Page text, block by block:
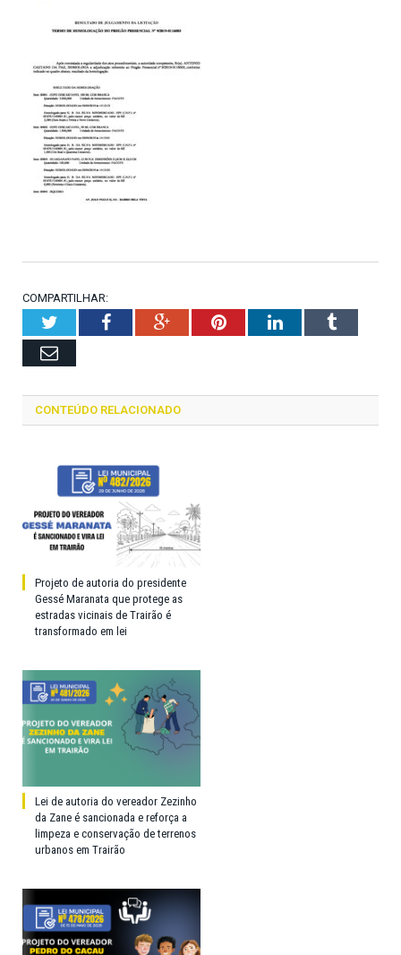
COMPARTILHAR:
TwitterFacebookGoogle+PinterestLinkedInTumblr
Email
CONTEÚDO RELACIONADO
Projeto de autoria do presidente
Gessé Maranata que protege as
estradas vicinais de Trairão é
transformado em lei
Lei de autoria do vereador Zezinho
da Zane é sancionada e reforça a
limpeza e conservação de terrenos
urbanos em Trairão